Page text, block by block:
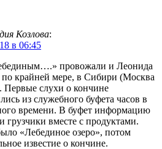
Козлова:
в 06:45
провожали и Леонида
крайней мере, в Сибири (Москва
Первые слухи о кончине
из служебного буфета часов в
времени. В буфет информацию
грузчики вместе с продуктами.
«Лебединое озеро», потом
известие о кончине.